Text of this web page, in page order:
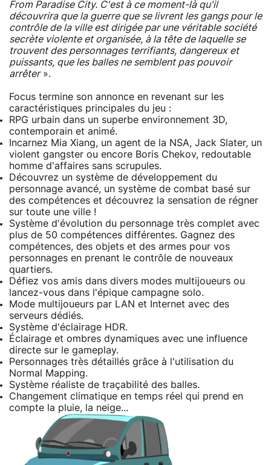
From Paradise City. C'est à ce moment-là qu'il
découvrira que la guerre que se livrent les gangs pour le
contrôle de la ville est dirigée par une véritable société
secrète violente et organisée, à la tête de laquelle se
trouvent des personnages terrifiants, dangereux et
puissants, que les balles ne semblent pas pouvoir
arrêter».
Focus termine son annonce en revenant sur les
caractéristiques principales du jeu :
RPG urbain dans un superbe environnement 3D,
contemporain et animé.
Incarnez Mia Xiang, un agent de la NSA, Jack Slater, un
violent gangster ou encore Boris Chekov, redoutable
homme d'affaires sans scrupules.
Découvrez un système de développement du
personnage avancé, un système de combat basé sur
des compétences et découvrez la sensation de régner
sur toute une ville !
Système d'évolution du personnage très complet avec
plus de 50 compétences différentes. Gagnez des
compétences, des objets et des armes pour vos
personnages en prenant le contrôle de nouveaux
quartiers.
Défiez vos amis dans divers modes multijoueurs ou
lancez-vous dans l'épique campagne solo.
Mode multijoueurs par LAN et Internet avec des
serveurs dédiés.
Système d'éclairage HDR.
Éclairage et ombres dynamiques avec une influence
directe sur le gameplay.
Personnages très détaillés grâce à l'utilisation du
Normal Mapping.
Système réaliste de traçabilité des balles.
Changement climatique en temps réel qui prend en
compte la pluie, la neige...